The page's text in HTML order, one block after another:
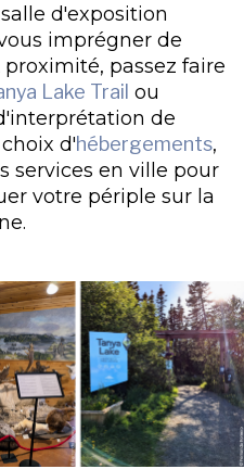
d'exposition
imprégner de
passez faire
Lake Trail ou
de
d'hébergements,
services en ville pour
votre périple sur la